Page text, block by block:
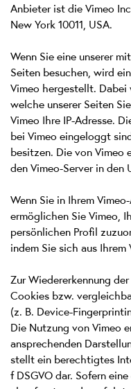
Anbieter ist die Vimeo
New York 10011, USA.
Wenn Sie eine unserer
Seiten besuchen, wird
Vimeo hergestellt.
welche unserer Seiten
Vimeo Ihre IP-Adresse.
bei Vimeo eingeloggt
besitzen. Die von Vimeo
den Vimeo-Server in den
Wenn Sie in Ihrem
ermöglichen Sie Vimeo,
persönlichen Profil
indem Sie sich aus
Zur Wiedererkennung
Cookies bzw.
(z. B. Device-
Die Nutzung von Vimeo
ansprechenden
stellt ein berechtigtes
f DSGVO dar. Sofern